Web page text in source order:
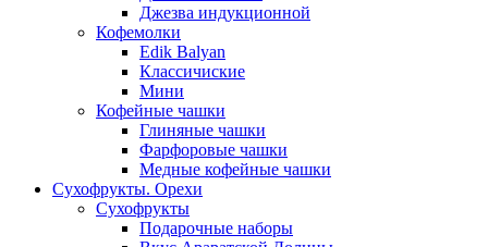
Джезва индукционной
Кофемолки
Edik Balyan
Классичиские
Мини
Кофейные чашки
Глиняные чашки
Фарфоровые чашки
Медные кофейные чашки
Сухофрукты. Орехи
Сухофрукты
Подарочные наборы